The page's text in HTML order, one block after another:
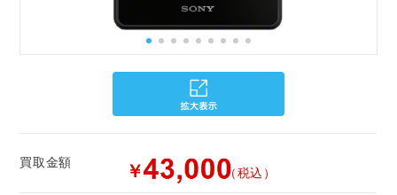
買取金額 ￥ （税込）